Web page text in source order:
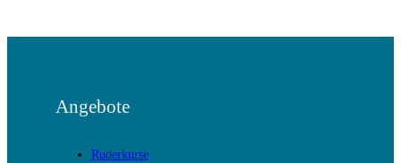
Angebote
Ruderkurse